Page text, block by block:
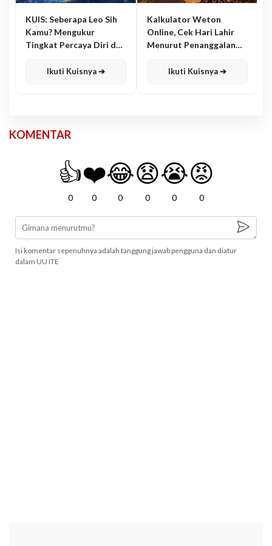
KUIS: Seberapa Leo Sih
Kamu? Mengukur
Tingkat Percaya Diri dan
Ikuti Kuisnya ➔
Kalkulator Weton
Online, Cek Hari Lahir
Menurut Penanggalan
Ikuti Kuisnya ➔
KOMENTAR
👍
0
❤️
0
😂
0
😧
0
😭
0
😡
0
Isi komentar sepenuhnya adalah tanggung jawab pengguna dan diatur
dalam UU ITE